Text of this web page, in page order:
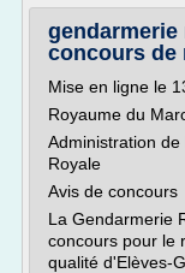
gendarmerie
concours de
Mise en ligne le
Royaume du
Administration
Royale
Avis de concours
La Gendarmerie
concours pour le
qualité d'Elèves-